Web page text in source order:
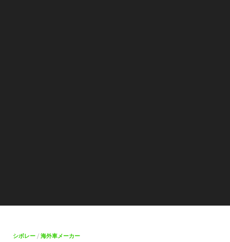
シボレー / 海外車メーカー